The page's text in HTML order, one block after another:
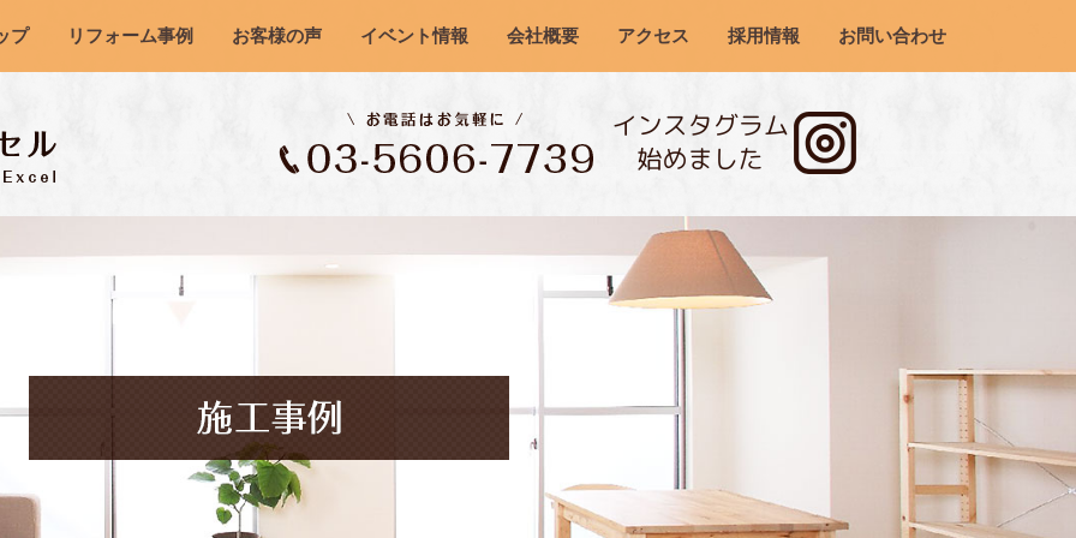
プ リフォーム事例 お客様の声 イベント情報 会社概要 アクセス 採用情報 お問い合わせ